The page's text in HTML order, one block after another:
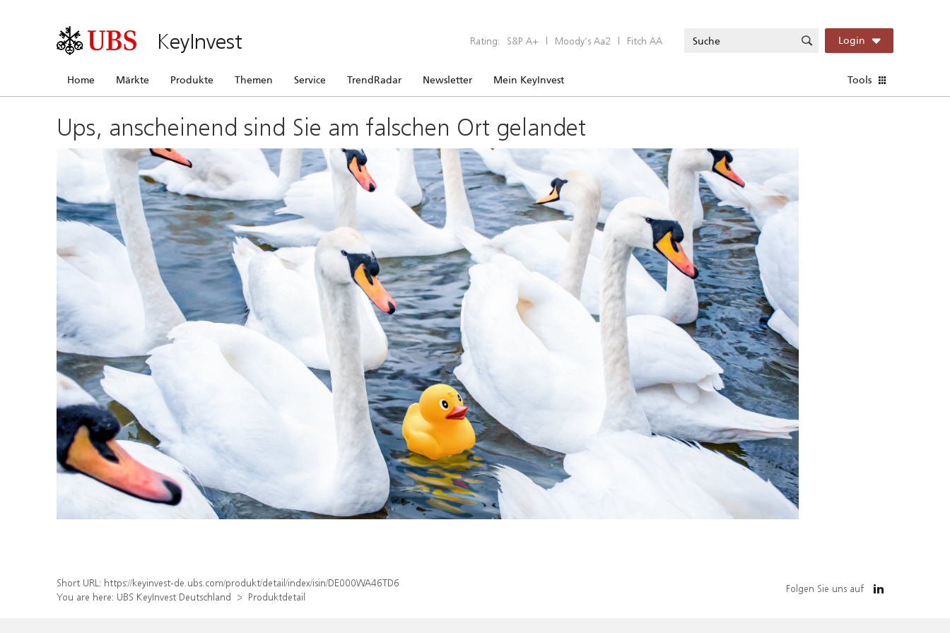
KeyInvest Rating: S&P A+ | Moody’s Aa2 | Fitch AA Login
Home Märkte Produkte Themen Service TrendRadar Newsletter Mein KeyInvest Tools
Ups, anscheinend sind Sie am falschen Ort gelandet
Short URL: https://keyinvest-de.ubs.com/produkt/detail/index/isin/DE000WA46TD6
You are here: UBS KeyInvest Deutschland Produktdetail
Folgen Sie uns auf